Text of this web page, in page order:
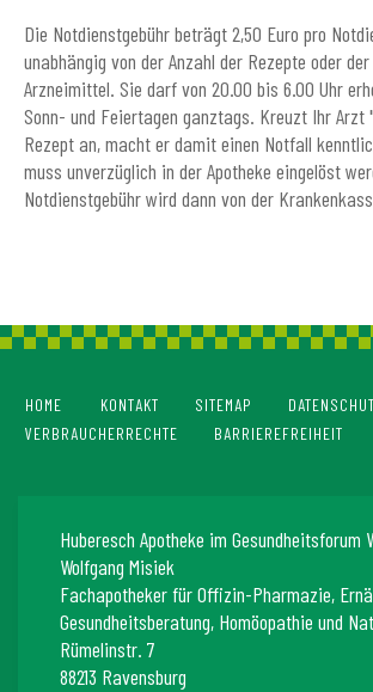
Die Notdienstgebühr beträgt 2,50 Euro pro
unabhängig von der Anzahl der Rezepte oder
Arzneimittel. Sie darf von 20.00 bis 6.00 Uhr
Sonn- und Feiertagen ganztags. Kreuzt Ihr Arzt
Rezept an, macht er damit einen Notfall
muss unverzüglich in der Apotheke eingelöst
Notdienstgebühr wird dann von der
HOME KONTAKT SITEMAP
VERBRAUCHERRECHTE
BARRIEREFREIHEIT
Huberesch Apotheke im Gesundheitsforum
Wolfgang Misiek
Fachapotheker für Offizin-Pharmazie,
Gesundheitsberatung, Homöopathie und
Rümelinstr. 7
88213 Ravensburg